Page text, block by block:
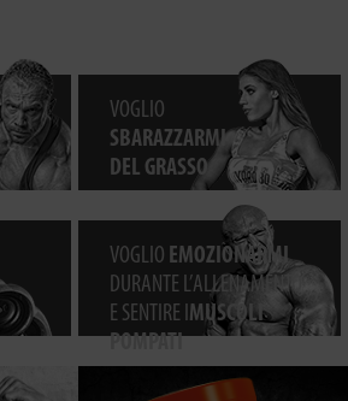
VOGLIO
SBARAZZARMI
DEL GRASSO
VOGLIO EMOZIONARMI
DURANTE L’ALLENAMENTO
E SENTIRE IMUSCOLI
POMPATI